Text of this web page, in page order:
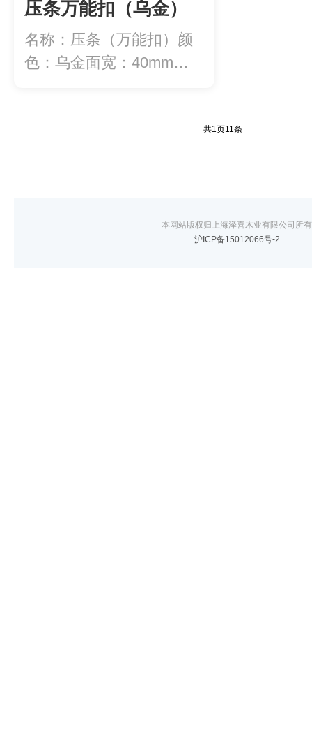
压条万能扣（乌金）
名称：压条（万能扣）颜
色：乌金面宽：40mm长
共1页11条
本网站版权归上海泽喜木业有限公司所有
沪ICP备15012066号-2